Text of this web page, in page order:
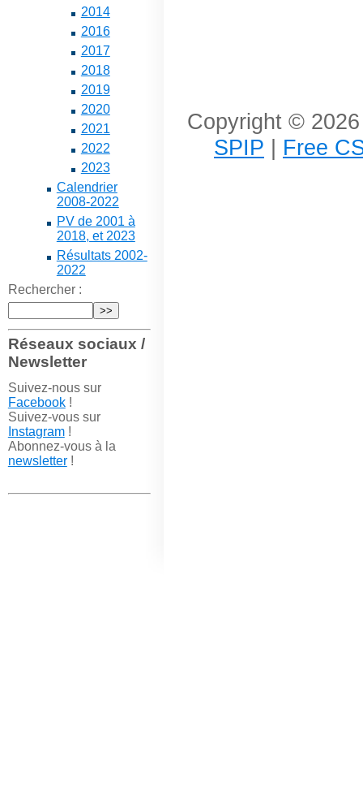
2014
2016
2017
2018
2019
2020
2021
2022
2023
Calendrier
2008-2022
PV de 2001 à
2018, et 2023
Résultats 2002-
2022
Rechercher :
Réseaux sociaux /
Newsletter
Suivez-nous sur
Facebook!
Suivez-vous sur
Instagram!
Abonnez-vous à la
newsletter!
Copyright ©
SPIP | Free